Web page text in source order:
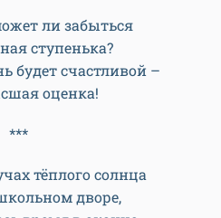
открытий!
на перемене
не обойдёте,
жизнь большую.
она будет!